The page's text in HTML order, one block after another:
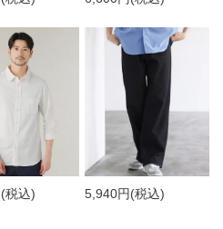
(税込) 5,940円(税込)